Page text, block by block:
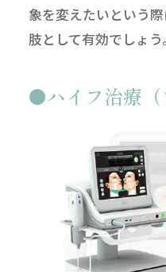
象を変えたいという
肢として有効でしょう。
ハイフ治療（